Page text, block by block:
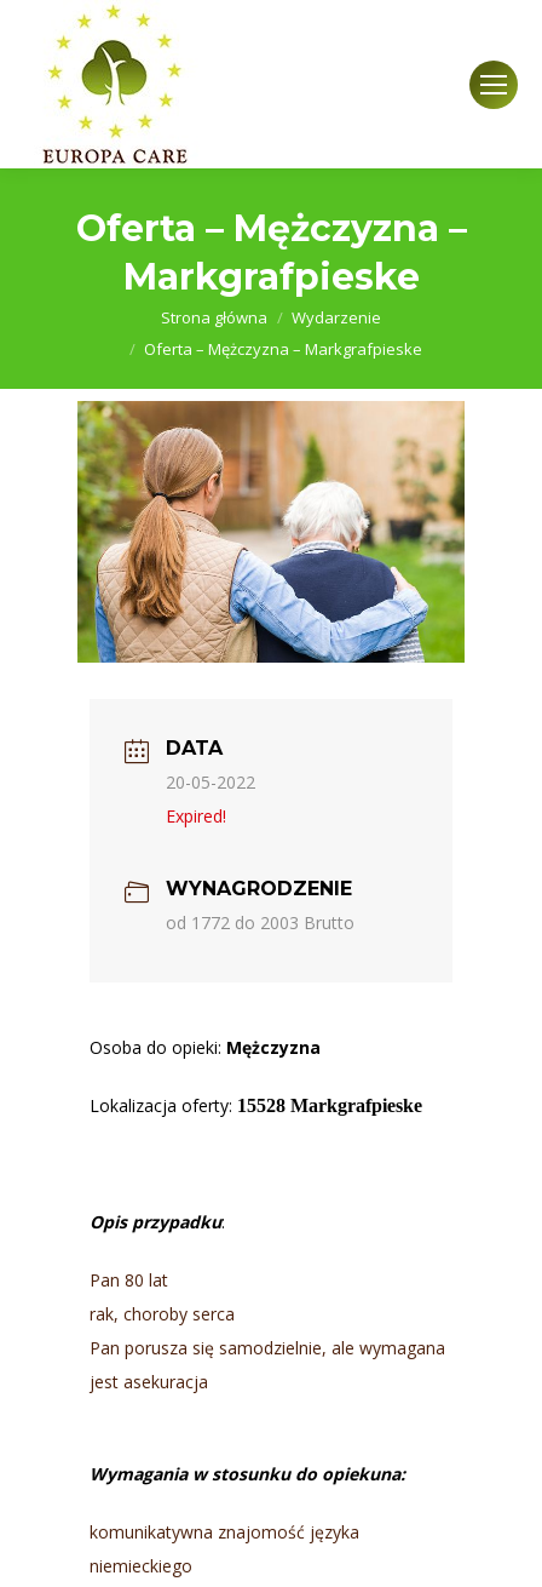
Oferta – Mężczyzna –
Markgrafpieske
Strona główna
Wydarzenie
Oferta – Mężczyzna – Markgrafpieske
DATA
20-05-2022
Expired!
WYNAGRODZENIE
od 1772 do 2003 Brutto
Osoba do opieki: Mężczyzna
Lokalizacja oferty: 15528 Markgrafpieske
Opis przypadku:
Pan 80 lat
rak, choroby serca
Pan porusza się samodzielnie, ale wymagana
jest asekuracja
Wymagania w stosunku do opiekuna:
komunikatywna znajomość języka
niemieckiego